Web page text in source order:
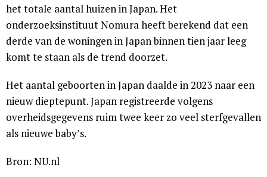
het totale aantal huizen in Japan. Het
onderzoeksinstituut Nomura heeft berekend dat een
derde van de woningen in Japan binnen tien jaar leeg
komt te staan als de trend doorzet.
Het aantal geboorten in Japan daalde in 2023 naar een
nieuw dieptepunt. Japan registreerde volgens
overheidsgegevens ruim twee keer zo veel sterfgevallen
als nieuwe baby’s.
Bron: NU.nl